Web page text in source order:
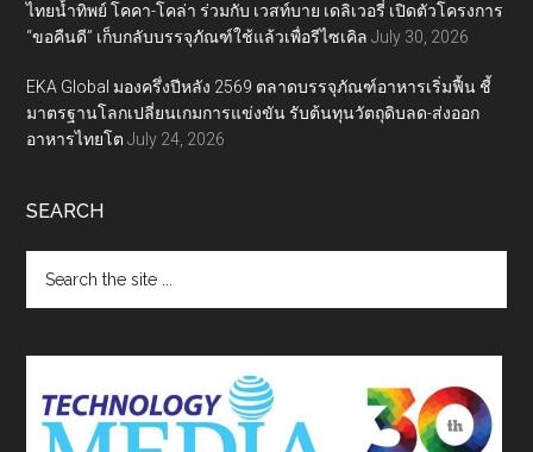
ไทยน้ำทิพย์ โคคา-โคล่า ร่วมกับ เวสท์บาย เดลิเวอรี่ เปิดตัวโครงการ
“ขอคืนดี” เก็บกลับบรรจุภัณฑ์ใช้แล้วเพื่อรีไซเคิล July 30, 2026
EKA Global มองครึ่งปีหลัง 2569 ตลาดบรรจุภัณฑ์อาหารเริ่มฟื้น ชี้
มาตรฐานโลกเปลี่ยนเกมการแข่งขัน รับต้นทุนวัตถุดิบลด-ส่งออก
อาหารไทยโต July 24, 2026
SEARCH
the